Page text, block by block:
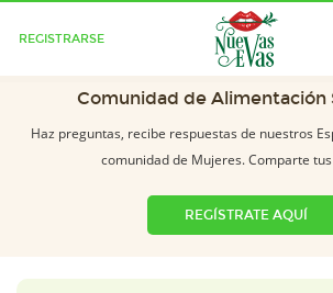
REGISTRARSE
Comunidad de Alimentación
Haz preguntas, recibe respuestas de nuestros
comunidad de Mujeres. Comparte
REGÍSTRATE AQUÍ